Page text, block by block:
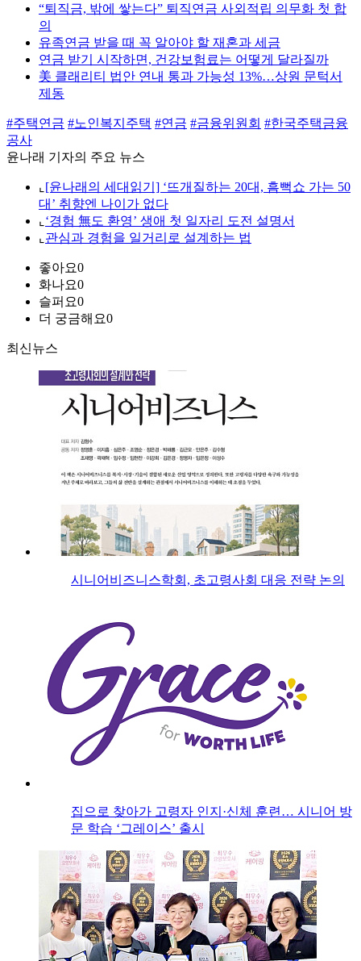
“퇴직금, 밖에 쌓는다” 퇴직연금 사외적립 의무화 첫 합
의
유족연금 받을 때 꼭 알아야 할 재혼과 세금
연금 받기 시작하면, 건강보험료는 어떻게 달라질까
美 클래리티 법안 연내 통과 가능성 13%…상원 문턱서
제동
#주택연금 #노인복지주택 #연금 #금융위원회 #한국주택금융
공사
윤나래 기자의 주요 뉴스
⌞ [윤나래의 세대읽기] ‘뜨개질하는 20대, 흠뻑쇼 가는 50
대’ 취향엔 나이가 없다
⌞ ‘경험 無도 환영’ 생애 첫 일자리 도전 설명서
⌞ 관심과 경험을 일거리로 설계하는 법
좋아요0
화나요0
슬퍼요0
더 궁금해요0
최신뉴스
시니어비즈니스학회, 초고령사회 대응 전략 논의
집으로 찾아가 고령자 인지·신체 훈련… 시니어 방
문 학습 ‘그레이스’ 출시